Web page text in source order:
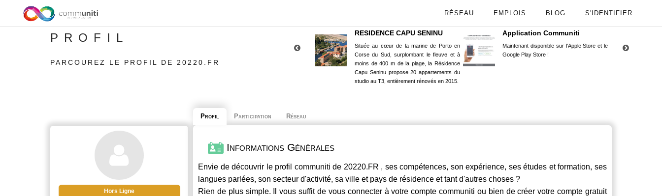
RÉSEAU EMPLOIS BLOG S'IDENTIFIER
PROFIL
PARCOUREZ LE PROFIL DE 20220.FR
RESIDENCE CAPU SENINU
Située au cœur de la marine de Porto en
Corse du Sud, surplombant le fleuve et à
moins de 400 m de la plage, la Résidence
Capu Seninu propose 20 appartements du
studio au T3, entièrement rénovés en 2015.
Application Communiti
Maintenant disponible sur l'Apple Store et le
Google Play Store !
Hors Ligne
Profil Participation Réseau
Informations Générales
Envie de découvrir le profil communiti de 20220.FR , ses compétences, son expérience, ses études et formation, ses
langues parlées, son secteur d'activité, sa ville et pays de résidence et tant d'autres choses ?
Rien de plus simple. Il vous suffit de vous connecter à votre comptecommuniti ou bien de créer votre compte gratuit